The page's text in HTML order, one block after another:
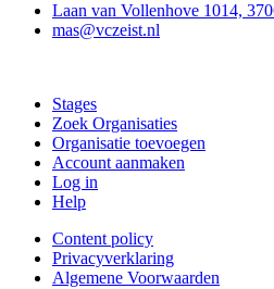
Laan van Vollenhove 1014,
mas@vczeist.nl
Stages
Zoek Organisaties
Organisatie toevoegen
Account aanmaken
Log in
Help
Content policy
Privacyverklaring
Algemene Voorwaarden